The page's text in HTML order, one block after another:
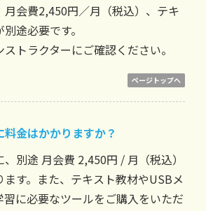
月会費2,450円／月（税込）、テキ
途必要です。
トラクターにご確認ください。
ページトップへ
金はかかりますか？
別途 月会費 2,450円 / 月（税込）
す。また、テキスト教材やUSBメ
習に必要なツールをご購入をいただ